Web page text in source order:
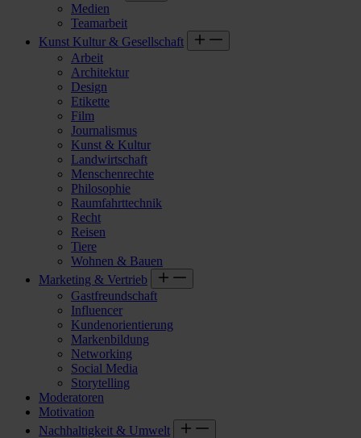
Medien
Teamarbeit
Kunst Kultur & Gesellschaft
Arbeit
Architektur
Design
Etikette
Film
Journalismus
Kunst & Kultur
Landwirtschaft
Menschenrechte
Philosophie
Raumfahrttechnik
Recht
Reisen
Tiere
Wohnen & Bauen
Marketing & Vertrieb
Gastfreundschaft
Influencer
Kundenorientierung
Markenbildung
Networking
Social Media
Storytelling
Moderatoren
Motivation
Nachhaltigkeit & Umwelt